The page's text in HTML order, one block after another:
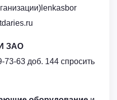
ЗАО
73-63 доб. 144 спросить